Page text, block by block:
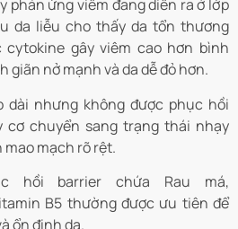
phản ứng viêm đang diễn ra ở lớp
da liễu cho thấy da tổn thương
gây viêm cao hơn bình
giãn nở mạnh và da dễ đỏ hơn.
dài nhưng không được phục hồi
cơ chuyển sang trạng thái nhạy
mạch rõ rệt.
hồi barrier chứa Rau má,
B5 thường được ưu tiên để
ổn định da.